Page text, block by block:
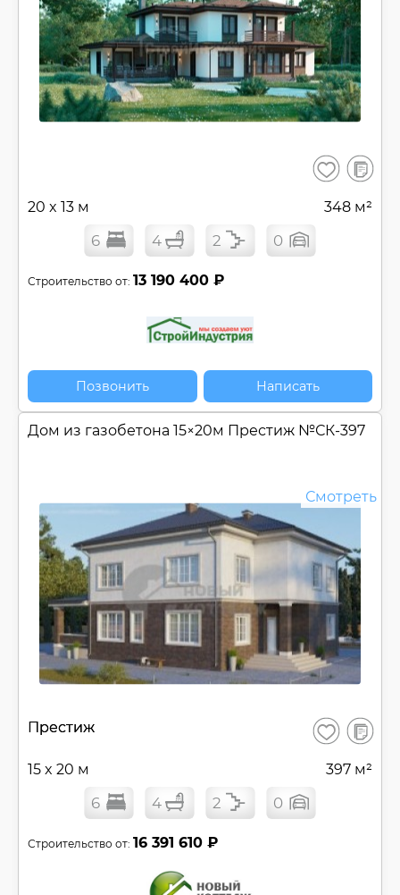
Сохранить
В
20 x 13 м 348 м²
6 4 2 0
Строительство от: 13 190 400 ₽
Позвонить Написать
Дом из газобетона 15×20м Престиж №СК-397
Смотреть
Престиж Сохранить
В
15 x 20 м 397 м²
6 4 2 0
Строительство от: 16 391 610 ₽